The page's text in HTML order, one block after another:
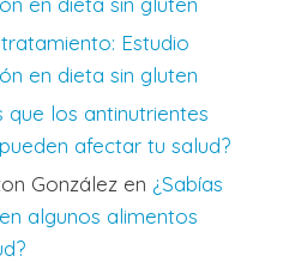
Estudio
en dieta sin gluten
que los antinutrientes
afectar tu salud?
González en ¿Sabías
algunos alimentos